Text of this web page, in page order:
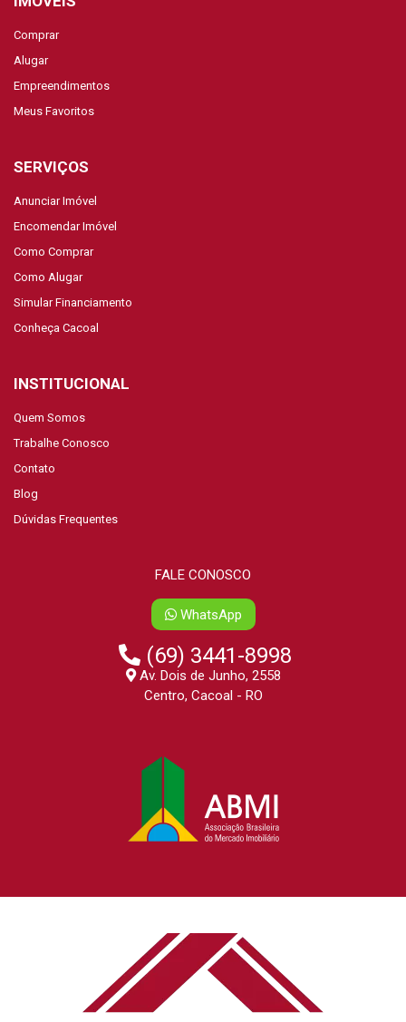
Comprar
Alugar
Empreendimentos
Meus Favoritos
SERVIÇOS
Anunciar Imóvel
Encomendar Imóvel
Como Comprar
Como Alugar
Simular Financiamento
Conheça Cacoal
INSTITUCIONAL
Quem Somos
Trabalhe Conosco
Contato
Blog
Dúvidas Frequentes
FALE CONOSCO
WhatsApp
(69) 3441-8998
Av. Dois de Junho, 2558
Centro, Cacoal - RO